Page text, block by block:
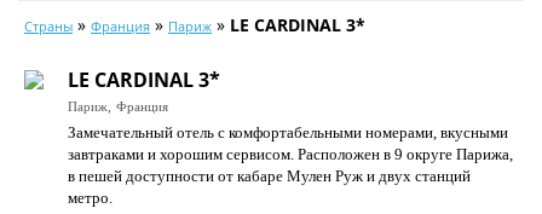
Календарь туров
Цены дня
Страны
Как купить
Страны » Франция » Париж » LE CARDINAL 3*
LE CARDINAL 3*
Париж, Франция
Замечательный отель с комфортабельными номерами, вкусными
завтраками и хорошим сервисом. Расположен в 9 округе Парижа,
в пешей доступности от кабаре Мулен Руж и двух станций
метро.